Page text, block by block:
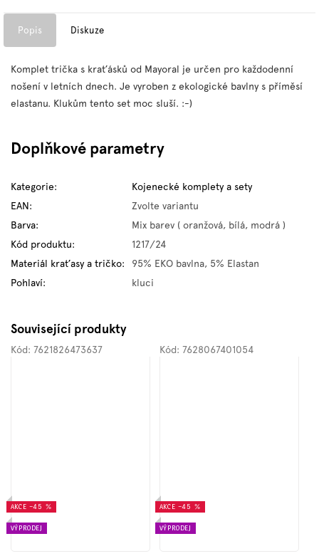
Popis Diskuze
Komplet trička s kraťásků od Mayoral je určen pro každodenní
nošení v letních dnech. Je vyroben z ekologické bavlny s příměsí
elastanu. Klukům tento set moc sluší. :-)
Doplňkové parametry
Kategorie:
Kojenecké komplety a sety
EAN:
Zvolte variantu
Barva:
Mix barev ( oranžová, bílá, modrá )
Kód produktu:
1217/24
Materiál kraťasy a tričko:
95% EKO bavlna, 5% Elastan
Pohlaví: kluci
Související produkty
AKCE –45 %
VÝPRODEJ
Kód: 7621826473637
AKCE –45 %
VÝPRODEJ
Kód: 7628067401054